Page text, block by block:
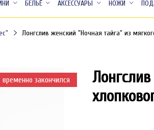
БЕЛЬЁ АКСЕССУАРЫ НОЖИ
Лонгслив женский "Ночная тайга" из
временно закончился